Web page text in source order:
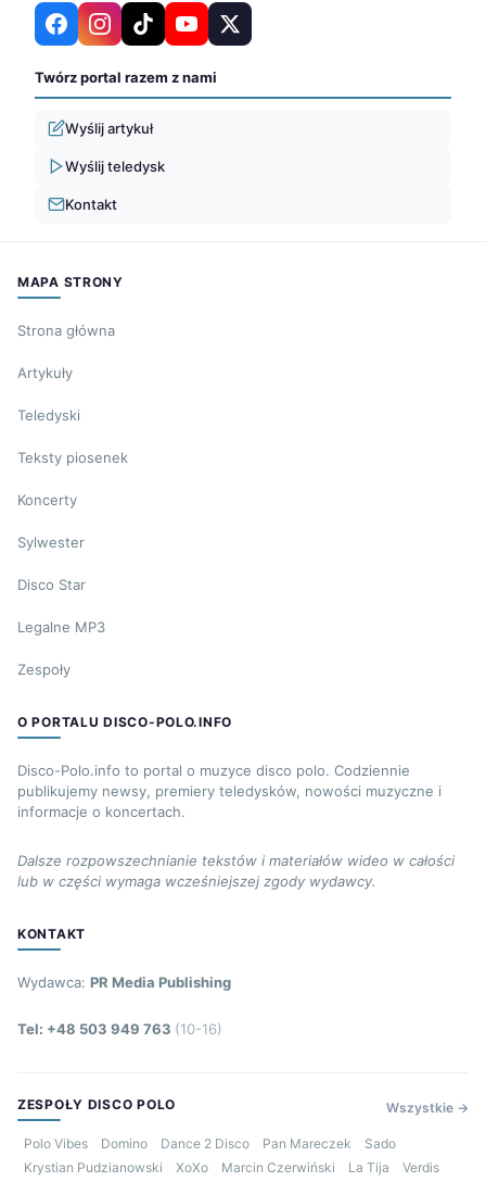
Twórz portal razem z nami
Wyślij artykuł
Wyślij teledysk
Kontakt
MAPA STRONY
Strona główna
Artykuły
Teledyski
Teksty piosenek
Koncerty
Sylwester
Disco Star
Legalne MP3
Zespoły
O PORTALU DISCO-POLO.INFO
Disco-Polo.info to portal o muzyce disco polo. Codziennie
publikujemy newsy, premiery teledysków, nowości muzyczne i
informacje o koncertach.
Dalsze rozpowszechnianie tekstów i materiałów wideo w całości
lub w części wymaga wcześniejszej zgody wydawcy.
KONTAKT
Wydawca: PR Media Publishing
Tel: +48 503 949 763 (10-16)
ZESPOŁY DISCO POLO Wszystkie →
Polo Vibes Domino Dance 2 Disco Pan Mareczek
Sado
Krystian Pudzianowski
XoXo Marcin Czerwiński La Tija Verdis